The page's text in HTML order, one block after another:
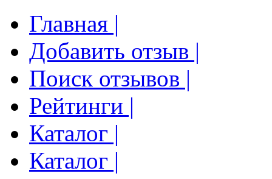
Главная |
Добавить отзыв |
Поиск отзывов |
Рейтинги |
Каталог |
Каталог |